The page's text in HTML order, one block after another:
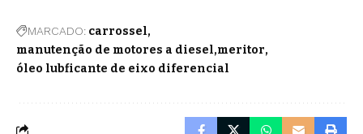
MARCADO: carrossel
manutenção de motores a diesel meritor
óleo lubficante de eixo diferencial